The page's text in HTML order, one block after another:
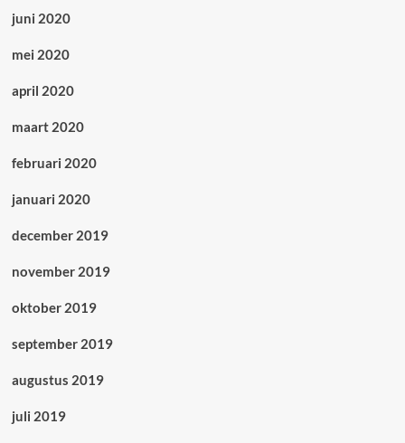
juni 2020
mei 2020
april 2020
maart 2020
februari 2020
januari 2020
december 2019
november 2019
oktober 2019
september 2019
augustus 2019
juli 2019